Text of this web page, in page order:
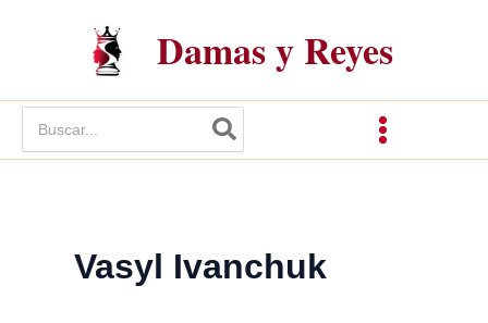
Damas y Reyes
por:
Vasyl Ivanchuk